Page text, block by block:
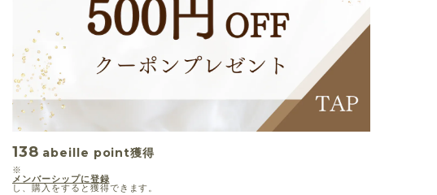
138 abeille point獲得
※
メンバーシップに登録
し、購入をすると獲得できます。